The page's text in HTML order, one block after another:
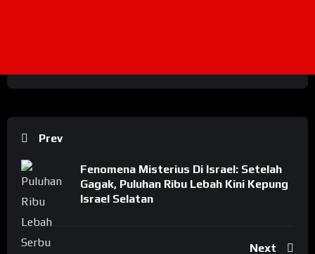
Prev
Fenomena Misterius Di Israel: Setelah
Gagak, Puluhan Ribu Lebah Kini Kepung
Israel Selatan
Next